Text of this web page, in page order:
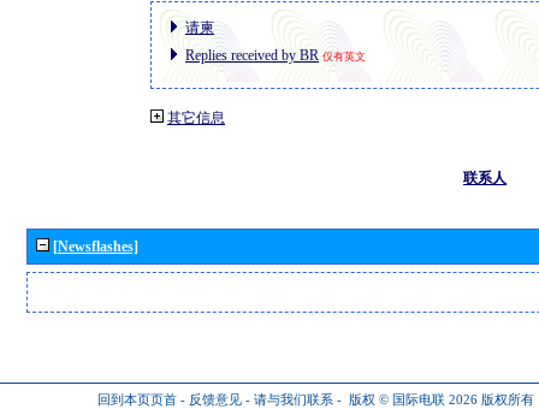
请柬
Replies received by BR 仅有英文
其它信息
联系人
[Newsflashes]
回到本页页首 - 反馈意见 - 请与我们联系 - 版权 © 国际电联 2026 版权所有